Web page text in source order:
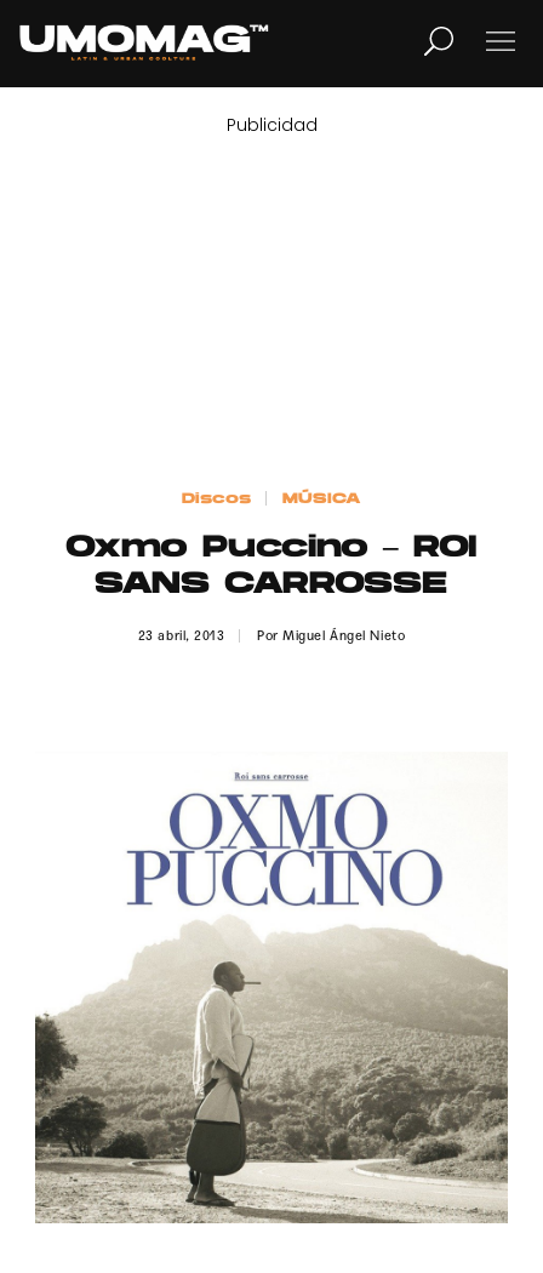
LIFESTYLE
Publicidad
Discos MÚSICA
Oxmo Puccino – ROI
SANS CARROSSE
23 abril, 2013 PorMiguel Ángel Nieto